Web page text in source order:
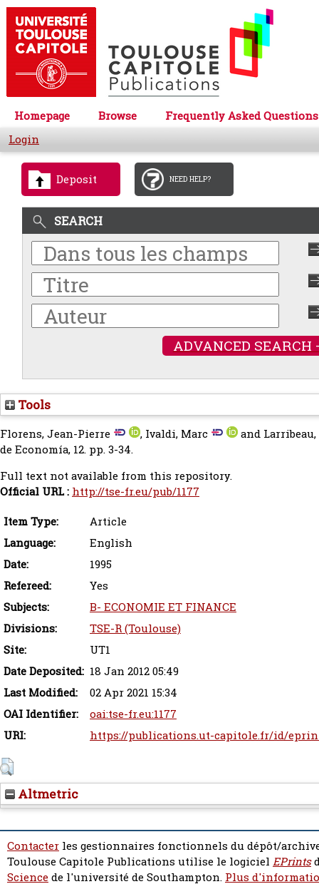
Homepage Browse
Frequently Asked Questions
Login
Deposit NEED HELP?
SEARCH
ADVANCED SEARCH
Tools
Florens, Jean-Pierre , Ivaldi, Marc and
de Economía, 12. pp. 3-34.
Full text not available from this repository.
Official URL : http://tse-fr.eu/pub/1177
Item Type:
Article
Language:
English
Date:
1995
Refereed:
Yes
Subjects:
B- ECONOMIE ET FINANCE
Divisions:
TSE-R (Toulouse)
Site:
UT1
Date Deposited: 18 Jan 2012 05:49
Last Modified:
02 Apr 2021 15:34
OAI Identifier:
oai:tse-fr.eu:1177
URI:
https://publications.ut-capitole.fr/id/
Altmetric
Contacter les gestionnaires fonctionnels du dépôt/
Toulouse Capitole Publications utilise le logiciel EPrints
Sciencede l'université de Southampton. Plus